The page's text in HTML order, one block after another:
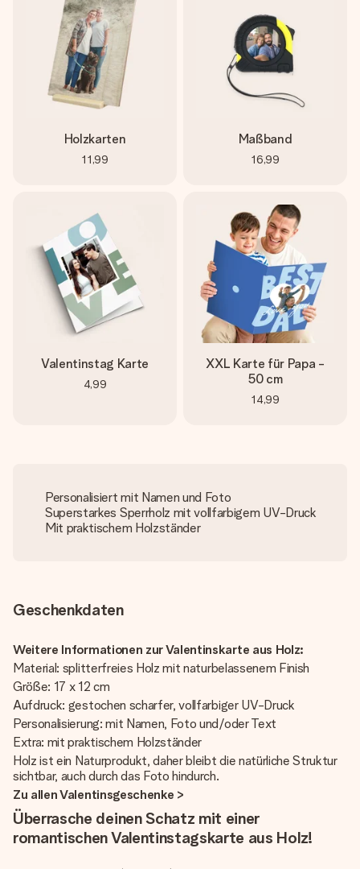
Holzkarten
11,99
Maßband
16,99
Valentinstag Karte
4,99
XXL Karte für Papa -
50 cm
14,99
Personalisiert mit Namen und Foto
Superstarkes Sperrholz mit vollfarbigem UV-Druck
Mit praktischem Holzständer
Geschenkdaten
Weitere Informationen zur Valentinskarte aus Holz:
Material: splitterfreies Holz mit naturbelassenem Finish
Größe: 17 x 12 cm
Aufdruck: gestochen scharfer, vollfarbiger UV-Druck
Personalisierung: mit Namen, Foto und/oder Text
Extra: mit praktischem Holzständer
Holz ist ein Naturprodukt, daher bleibt die natürliche Struktur
sichtbar, auch durch das Foto hindurch.
Zu allen Valentinsgeschenke >
Überrasche deinen Schatz mit einer
romantischen Valentinstagskarte aus Holz!